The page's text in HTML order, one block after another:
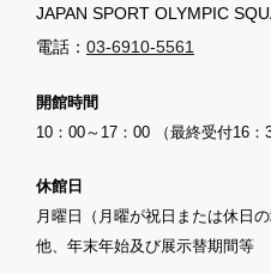
JAPAN SPORT OLYMPIC
電話： 03-6910-5561
開館時間
10：00～17：00 （最終受付16：
休館日
月曜日（月曜が祝日または休日の
他、年末年始及び展示替期間等